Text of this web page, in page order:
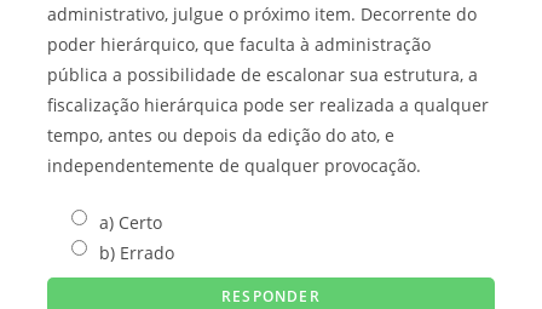
administrativo, julgue o próximo item. Decorrente do
poder hierárquico, que faculta à administração
pública a possibilidade de escalonar sua estrutura, a
fiscalização hierárquica pode ser realizada a qualquer
tempo, antes ou depois da edição do ato, e
independentemente de qualquer provocação.
a) Certo
b) Errado